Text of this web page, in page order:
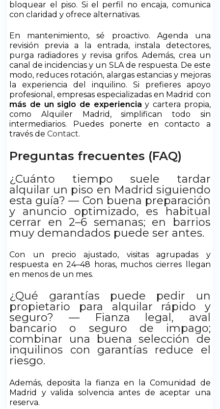
bloquear el piso. Si el perfil no encaja, comunica
con claridad y ofrece alternativas.
En mantenimiento, sé proactivo. Agenda una
revisión previa a la entrada, instala detectores,
purga radiadores y revisa grifos. Además, crea un
canal de incidencias y un SLA de respuesta. De este
modo, reduces rotación, alargas estancias y mejoras
la experiencia del inquilino. Si prefieres apoyo
profesional, empresas especializadas en Madrid con
más de un siglo de experiencia y cartera propia,
como Alquiler Madrid, simplifican todo sin
intermediarios. Puedes ponerte en contacto a
través deContact.
Preguntas frecuentes (FAQ)
¿Cuánto tiempo suele tardar
alquilar un piso en Madrid siguiendo
esta guía? — Con buena preparación
y anuncio optimizado, es habitual
cerrar en 2–6 semanas; en barrios
muy demandados puede ser antes.
Con un precio ajustado, visitas agrupadas y
respuesta en 24–48 horas, muchos cierres llegan
en menos de un mes.
¿Qué garantías puede pedir un
propietario para alquilar rápido y
seguro? — Fianza legal, aval
bancario o seguro de impago;
combinar una buena selección de
inquilinos con garantías reduce el
riesgo.
Además, deposita la fianza en la Comunidad de
Madrid y valida solvencia antes de aceptar una
reserva.